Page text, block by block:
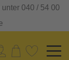
040 / 54 00